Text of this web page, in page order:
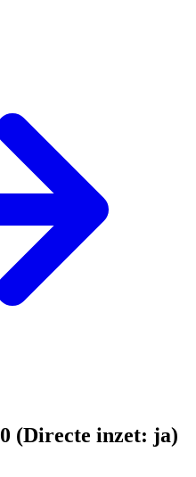
(Directe inzet: ja)